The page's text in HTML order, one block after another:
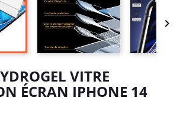

VITRE
ÉCRAN IPHONE 14